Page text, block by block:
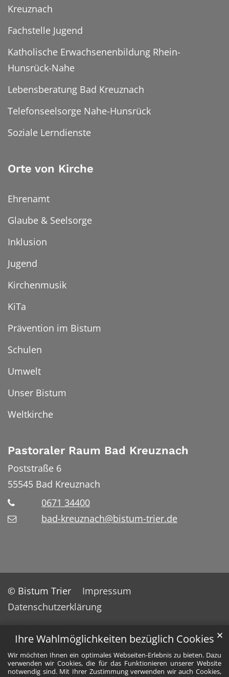
Ihre Wahlmöglichkeiten bezüglich Cookies
Wir möchten Ihnen ein optimales Webseiten-Erlebnis zu bieten. Dazu
verwenden wir Cookies, die für das Funktionieren unserer Website
notwendig sind. Mit Ihrer Zustimmung verwenden wir auch Cookies,
✕
Kreuznach
Fachstelle Jugend
Katholische Erwachsenenbildung Rhein-
Hunsrück-Nahe
Lebensberatung Bad Kreuznach
Telefonseelsorge Nahe-Hunsrück
Soziale Lerndienste
Orte von Kirche
Ehrenamt
Glaube & Seelsorge
Inklusion
Jugend
Kirchenmusik
KiTa
Prävention im Bistum
Schulen
Umwelt
Unser Bistum
Weltkirche
Pastoraler Raum Bad Kreuznach
Poststraße 6
55545 Bad Kreuznach
0671 34400
bad-kreuznach@bistum-trier.de
© Bistum Trier
Impressum
Datenschutzerklärung